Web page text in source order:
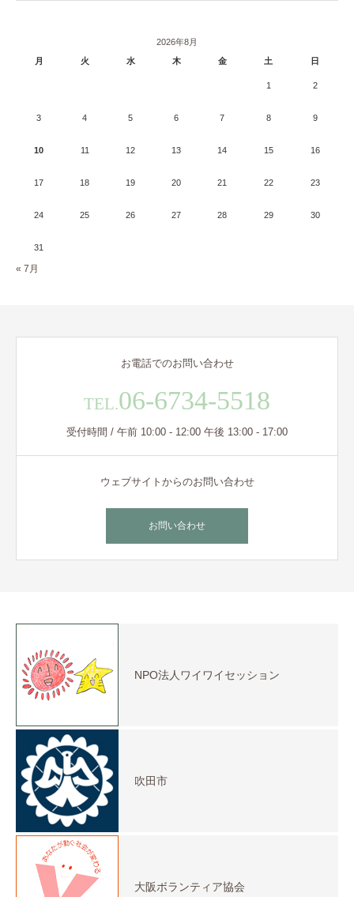
2026年8月
月
火 水 木 金 土 日
1 2
3 4 5 6 7 8 9
10 11 12 13 14 15 16
17 18 19 20 21 22 23
24 25 26 27 28 29 30
31
« 7月
お電話でのお問い合わせ
TEL.06-6734-5518
受付時間 / 午前 10:00 - 12:00 午後 13:00 - 17:00
ウェブサイトからのお問い合わせ
お問い合わせ
NPO法人ワイワイセッション
吹田市
大阪ボランティア協会